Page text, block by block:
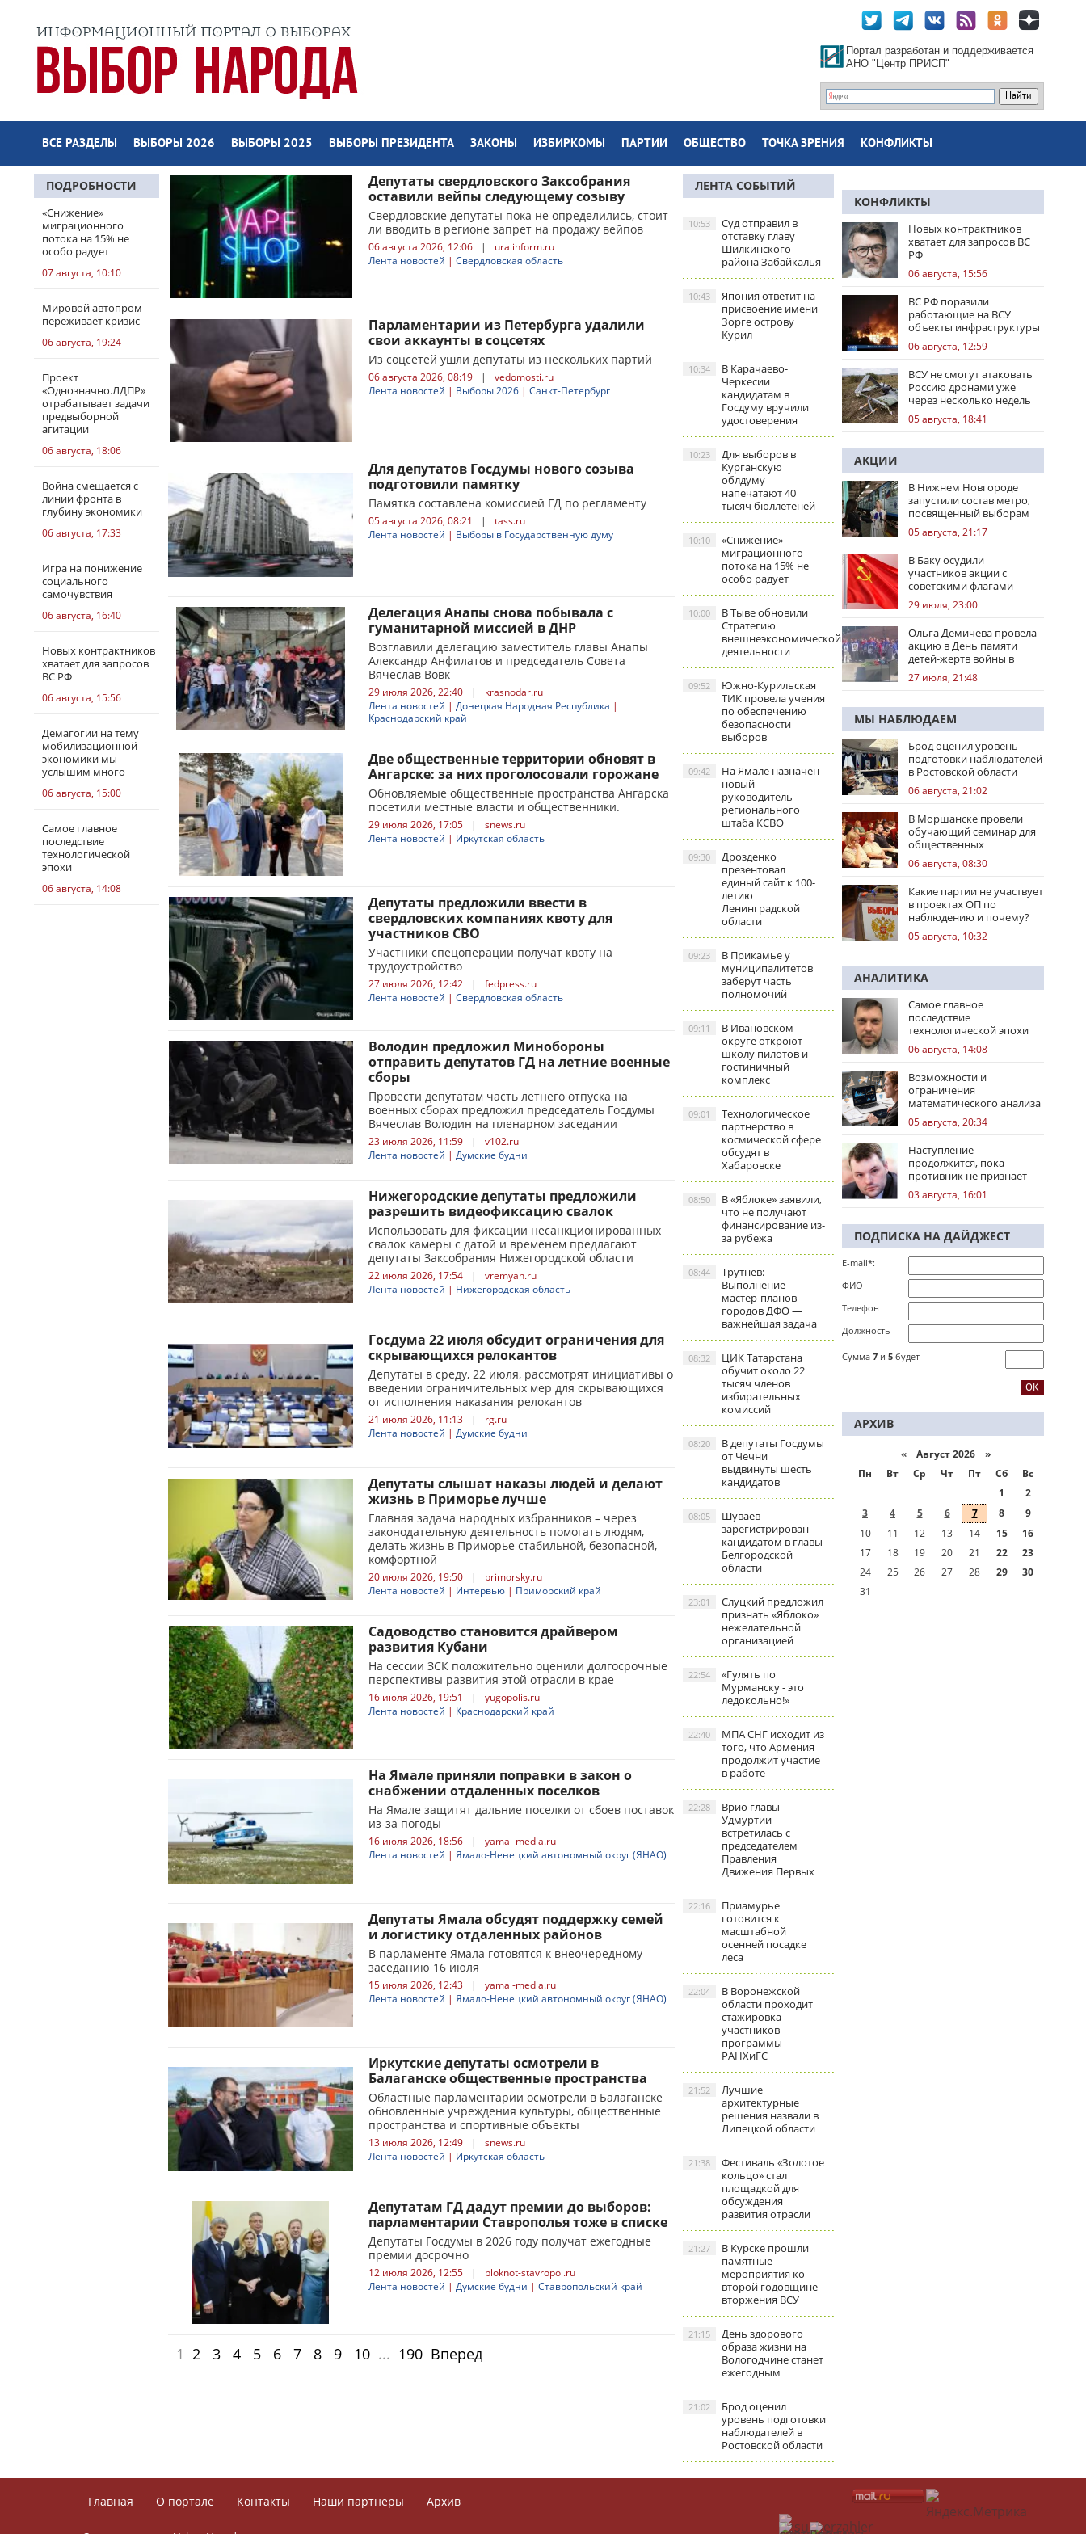
Портал разработан и поддерживается
АНО "Центр ПРИСП"
ВСЕ РАЗДЕЛЫ ВЫБОРЫ 2026 ВЫБОРЫ 2025 ВЫБОРЫ ПРЕЗИДЕНТА ЗАКОНЫ ИЗБИРКОМЫ ПАРТИИ ОБЩЕСТВО ТОЧКА ЗРЕНИЯ КОНФЛИКТЫ
ПОДРОБНОСТИ
«Снижение»
миграционного
потока на 15% не
особо радует
07 августа, 10:10
Мировой автопром
переживает кризис
06 августа, 19:24
Проект
«Однозначно.ЛДПР»
отрабатывает задачи
предвыборной
агитации
06 августа, 18:06
Война смещается с
линии фронта в
глубину экономики
06 августа, 17:33
Игра на понижение
социального
самочувствия
06 августа, 16:40
Новых контрактников
хватает для запросов
ВС РФ
06 августа, 15:56
Демагогии на тему
мобилизационной
экономики мы
услышим много
06 августа, 15:00
Самое главное
последствие
технологической
эпохи
06 августа, 14:08
Депутаты свердловского Заксобрания
оставили вейпы следующему созыву
Свердловские депутаты пока не определились, стоит
ли вводить в регионе запрет на продажу вейпов
06 августа 2026, 12:06 |
uralinform.ru
Лента новостей | Свердловская область
Парламентарии из Петербурга удалили
свои аккаунты в соцсетях
Из соцсетей ушли депутаты из нескольких партий
06 августа 2026, 08:19 |
vedomosti.ru
Лента новостей | Выборы 2026 | Санкт-Петербург
Для депутатов Госдумы нового созыва
подготовили памятку
Памятка составлена комиссией ГД по регламенту
05 августа 2026, 08:21 |
tass.ru
Лента новостей | Выборы в Государственную думу
Делегация Анапы снова побывала с
гуманитарной миссией в ДНР
Возглавили делегацию заместитель главы Анапы
Александр Анфилатов и председатель Совета
Вячеслав Вовк
29 июля 2026, 22:40 |
krasnodar.ru
Лента новостей | Донецкая Народная Республика |
Краснодарский край
Две общественные территории обновят в
Ангарске: за них проголосовали горожане
Обновляемые общественные пространства Ангарска
посетили местные власти и общественники.
29 июля 2026, 17:05 |
snews.ru
Лента новостей | Иркутская область
Депутаты предложили ввести в
свердловских компаниях квоту для
участников СВО
Участники спецоперации получат квоту на
трудоустройство
27 июля 2026, 12:42 |
fedpress.ru
Лента новостей | Свердловская область
Володин предложил Минобороны
отправить депутатов ГД на летние военные
сборы
Провести депутатам часть летнего отпуска на
военных сборах предложил председатель Госдумы
Вячеслав Володин на пленарном заседании
23 июля 2026, 11:59 |
v102.ru
Лента новостей | Думские будни
Нижегородские депутаты предложили
разрешить видеофиксацию свалок
Использовать для фиксации несанкционированных
свалок камеры с датой и временем предлагают
депутаты Заксобрания Нижегородской области
22 июля 2026, 17:54 |
vremyan.ru
Лента новостей | Нижегородская область
Госдума 22 июля обсудит ограничения для
скрывающихся релокантов
Депутаты в среду, 22 июля, рассмотрят инициативы о
введении ограничительных мер для скрывающихся
от исполнения наказания релокантов
21 июля 2026, 11:13 |
rg.ru
Лента новостей | Думские будни
Депутаты слышат наказы людей и делают
жизнь в Приморье лучше
Главная задача народных избранников – через
законодательную деятельность помогать людям,
делать жизнь в Приморье стабильной, безопасной,
комфортной
20 июля 2026, 19:50 |
primorsky.ru
Лента новостей | Интервью | Приморский край
Садоводство становится драйвером
развития Кубани
На сессии ЗСК положительно оценили долгосрочные
перспективы развития этой отрасли в крае
16 июля 2026, 19:51 |
yugopolis.ru
Лента новостей | Краснодарский край
На Ямале приняли поправки в закон о
снабжении отдаленных поселков
На Ямале защитят дальние поселки от сбоев поставок
из-за погоды
16 июля 2026, 18:56 |
yamal-media.ru
Лента новостей | Ямало-Ненецкий автономный округ (ЯНАО)
Депутаты Ямала обсудят поддержку семей
и логистику отдаленных районов
В парламенте Ямала готовятся к внеочередному
заседанию 16 июля
15 июля 2026, 12:43 |
yamal-media.ru
Лента новостей | Ямало-Ненецкий автономный округ (ЯНАО)
Иркутские депутаты осмотрели в
Балаганске общественные пространства
Областные парламентарии осмотрели в Балаганске
обновленные учреждения культуры, общественные
пространства и спортивные объекты
13 июля 2026, 12:49 |
snews.ru
Лента новостей | Иркутская область
Депутатам ГД дадут премии до выборов:
парламентарии Ставрополья тоже в списке
Депутаты Госдумы в 2026 году получат ежегодные
премии досрочно
12 июля 2026, 12:55 |
bloknot-stavropol.ru
Лента новостей | Думские будни | Ставропольский край
1 2 3 4 5 6 7 8 9 10 ... 190 Вперед
ЛЕНТА СОБЫТИЙ
Суд отправил в
отставку главу
Шилкинского
района Забайкалья
10:53
Япония ответит на
присвоение имени
Зорге острову
Курил
10:43
В Карачаево-
Черкесии
кандидатам в
Госдуму вручили
удостоверения
10:34
Для выборов в
Курганскую
облдуму
напечатают 40
тысяч бюллетеней
10:23
«Снижение»
миграционного
потока на 15% не
особо радует
10:10
В Тыве обновили
Стратегию
внешнеэкономической
деятельности
10:00
Южно-Курильская
ТИК провела учения
по обеспечению
безопасности
выборов
09:52
На Ямале назначен
новый
руководитель
регионального
штаба КСВО
09:42
Дрозденко
презентовал
единый сайт к 100-
летию
Ленинградской
области
09:30
В Прикамье у
муниципалитетов
заберут часть
полномочий
09:23
В Ивановском
округе откроют
школу пилотов и
гостиничный
комплекс
09:11
Технологическое
партнерство в
космической сфере
обсудят в
Хабаровске
09:01
В «Яблоке» заявили,
что не получают
финансирование из-
за рубежа
08:50
Трутнев:
Выполнение
мастер-планов
городов ДФО —
важнейшая задача
08:44
ЦИК Татарстана
обучит около 22
тысяч членов
избирательных
комиссий
08:32
В депутаты Госдумы
от Чечни
выдвинуты шесть
кандидатов
08:20
Шуваев
зарегистрирован
кандидатом в главы
Белгородской
области
08:05
Слуцкий предложил
признать «Яблоко»
нежелательной
организацией
23:01
«Гулять по
Мурманску - это
ледокольно!»
22:54
МПА СНГ исходит из
того, что Армения
продолжит участие
в работе
22:40
Врио главы
Удмуртии
встретилась с
председателем
Правления
Движения Первых
22:28
Приамурье
готовится к
масштабной
осенней посадке
леса
22:16
В Воронежской
области проходит
стажировка
участников
программы
РАНХиГС
22:04
Лучшие
архитектурные
решения назвали в
Липецкой области
21:52
Фестиваль «Золотое
кольцо» стал
площадкой для
обсуждения
развития отрасли
21:38
В Курске прошли
памятные
мероприятия ко
второй годовщине
вторжения ВСУ
21:27
День здорового
образа жизни на
Вологодчине станет
ежегодным
21:15
Брод оценил
уровень подготовки
наблюдателей в
Ростовской области
21:02
КОНФЛИКТЫ
Новых контрактников
хватает для запросов ВС
РФ
06 августа, 15:56
ВС РФ поразили
работающие на ВСУ
объекты инфраструктуры
и центры логистики
06 августа, 12:59
ВСУ не смогут атаковать
Россию дронами уже
через несколько недель
05 августа, 18:41
АКЦИИ
В Нижнем Новгороде
запустили состав метро,
посвященный выборам
05 августа, 21:17
В Баку осудили
участников акции с
советскими флагами
29 июля, 23:00
Ольга Демичева провела
акцию в День памяти
детей-жертв войны в
Донбассе
27 июля, 21:48
МЫ НАБЛЮДАЕМ
Брод оценил уровень
подготовки наблюдателей
в Ростовской области
06 августа, 21:02
В Моршанске провели
обучающий семинар для
общественных
наблюдателей
06 августа, 08:30
Какие партии не участвует
в проектах ОП по
наблюдению и почему?
05 августа, 10:32
АНАЛИТИКА
Самое главное
последствие
технологической эпохи
06 августа, 14:08
Возможности и
ограничения
математического анализа
избирательных кампаний
05 августа, 20:34
Наступление
продолжится, пока
противник не признает
стратегическое
поражение
03 августа, 16:01
ПОДПИСКА НА ДАЙДЖЕСТ
E-mail*:
ФИО
Телефон
Должность
Сумма 7 и 5 будет
АРХИВ
« Август 2026 »
Пн
Вт Ср Чт Пт Сб
Вс
1
2
3
4 5 6 7 8
9
10
11 12 13 14 15
16
17
18 19 20 21 22
23
24
25 26 27 28 29
30
31
Главная О портале Контакты Наши партнёры Архив